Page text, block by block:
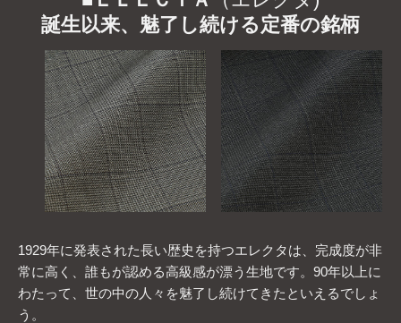
誕生以来、魅了し続ける定番の銘柄
1929年に発表された長い歴史を持つエレクタは、完成度が非
常に高く、誰もが認める高級感が漂う生地です。90年以上に
わたって、世の中の人々を魅了し続けてきたといえるでしょ
う。